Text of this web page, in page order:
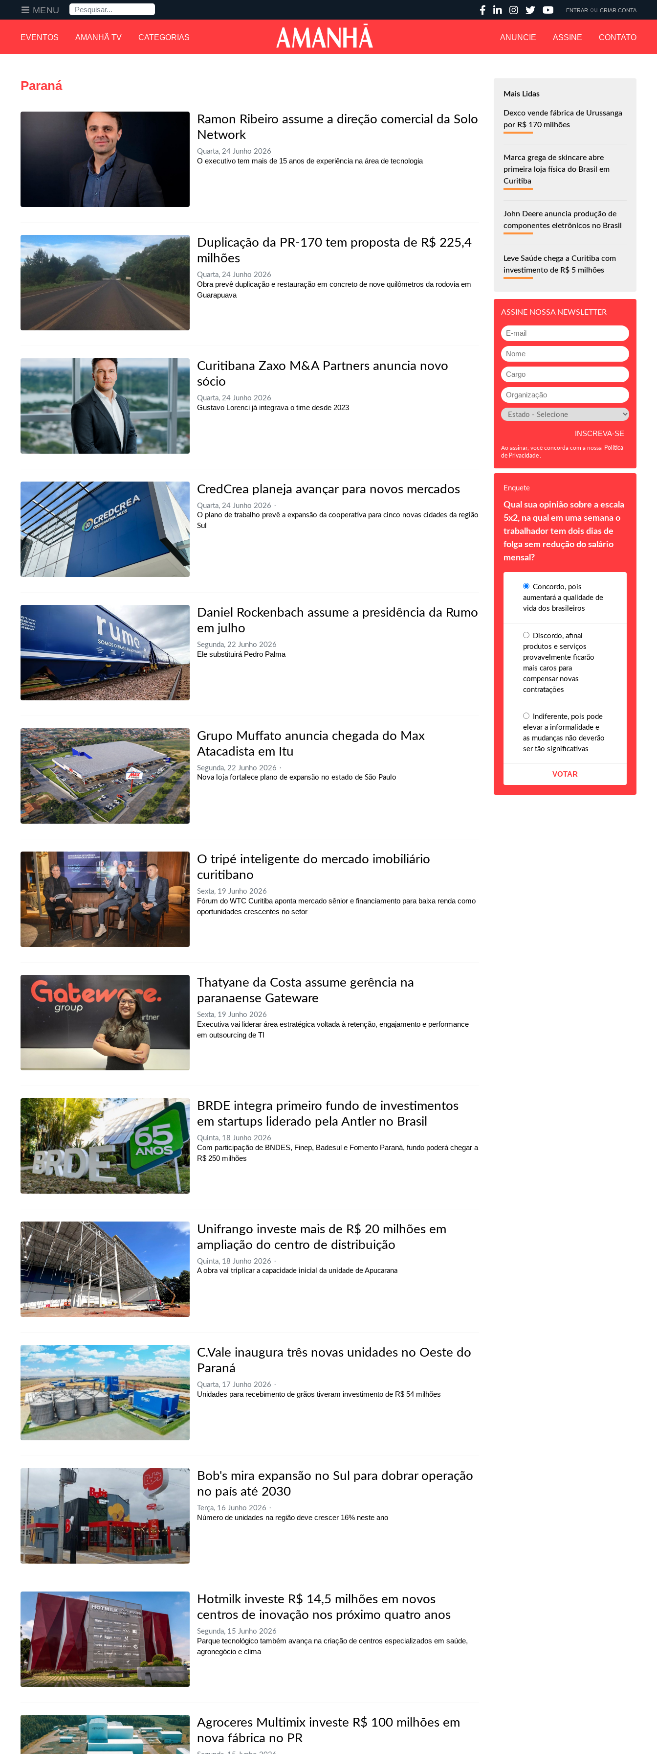
EVENTOS AMANHÃ TV CATEGORIAS ANUNCIE ASSINE CONTATO
MENU Pesquisa ENTRAR ou CRIAR CONTA
Paraná
Ramon Ribeiro assume a direção comercial da Solo
Network
Quarta, 24 Junho 2026
O executivo tem mais de 15 anos de experiência na área de tecnologia
Duplicação da PR-170 tem proposta de R$ 225,4
milhões
Quarta, 24 Junho 2026
Obra prevê duplicação e restauração em concreto de nove quilômetros da rodovia em
Guarapuava
Curitibana Zaxo M&A Partners anuncia novo
sócio
Quarta, 24 Junho 2026
Gustavo Lorenci já integrava o time desde 2023
CredCrea planeja avançar para novos mercados
Quarta, 24 Junho 2026
O plano de trabalho prevê a expansão da cooperativa para cinco novas cidades da região
Sul
Daniel Rockenbach assume a presidência da Rumo
em julho
Segunda, 22 Junho 2026
Ele substituirá Pedro Palma
Grupo Muffato anuncia chegada do Max
Atacadista em Itu
Segunda, 22 Junho 2026
Nova loja fortalece plano de expansão no estado de São Paulo
O tripé inteligente do mercado imobiliário
curitibano
Sexta, 19 Junho 2026
Fórum do WTC Curitiba aponta mercado sênior e financiamento para baixa renda como
oportunidades crescentes no setor
Thatyane da Costa assume gerência na
paranaense Gateware
Sexta, 19 Junho 2026
Executiva vai liderar área estratégica voltada à retenção, engajamento e performance
em outsourcing de TI
BRDE integra primeiro fundo de investimentos
em startups liderado pela Antler no Brasil
Quinta, 18 Junho 2026
Com participação de BNDES, Finep, Badesul e Fomento Paraná, fundo poderá chegar a
R$ 250 milhões
Unifrango investe mais de R$ 20 milhões em
ampliação do centro de distribuição
Quinta, 18 Junho 2026
A obra vai triplicar a capacidade inicial da unidade de Apucarana
C.Vale inaugura três novas unidades no Oeste do
Paraná
Quarta, 17 Junho 2026
Unidades para recebimento de grãos tiveram investimento de R$ 54 milhões
Bob's mira expansão no Sul para dobrar operação
no país até 2030
Terça, 16 Junho 2026
Número de unidades na região deve crescer 16% neste ano
Hotmilk investe R$ 14,5 milhões em novos
centros de inovação nos próximo quatro anos
Segunda, 15 Junho 2026
Parque tecnológico também avança na criação de centros especializados em saúde,
agronegócio e clima
Agroceres Multimix investe R$ 100 milhões em
nova fábrica no PR
Mais Lidas
Dexco vende fábrica de Urussanga
por R$ 170 milhões
Marca grega de skincare abre
primeira loja física do Brasil em
Curitiba
John Deere anuncia produção de
componentes eletrônicos no Brasil
Leve Saúde chega a Curitiba com
investimento de R$ 5 milhões
ASSINE NOSSA NEWSLETTER
Ao assinar, você concorda com a nossa Política
de Privacidade
Enquete
Qual sua opinião sobre a escala
5x2, na qual em uma semana o
trabalhador tem dois dias de
folga sem redução do salário
mensal?
Concordo, pois
aumentará a qualidade de
vida dos brasileiros
Discordo, afinal
produtos e serviços
provavelmente ficarão
mais caros para
compensar novas
contratações
Indiferente, pois pode
elevar a informalidade e
as mudanças não deverão
ser tão significativas